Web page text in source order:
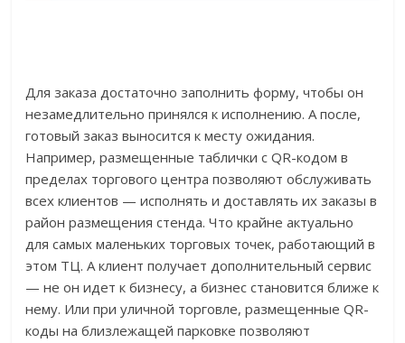
Для заказа достаточно заполнить форму, чтобы он
незамедлительно принялся к исполнению. А после,
готовый заказ выносится к месту ожидания.
Например, размещенные таблички с QR-кодом в
пределах торгового центра позволяют обслуживать
всех клиентов — исполнять и доставлять их заказы в
район размещения стенда. Что крайне актуально
для самых маленьких торговых точек, работающий в
этом ТЦ. А клиент получает дополнительный сервис
— не он идет к бизнесу, а бизнес становится ближе к
нему. Или при уличной торговле, размещенные QR-
коды на близлежащей парковке позволяют